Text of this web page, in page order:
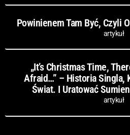
Powinienem Tam Być, Czyli
artykuł
„It’s Christmas Time,
Afraid…” – Historia Singla,
Świat. I Uratować
artykuł